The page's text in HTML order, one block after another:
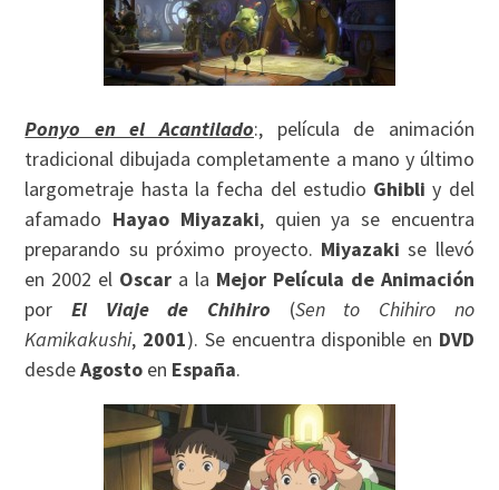
Ponyo en el Acantilado:, película de animación
tradicional dibujada completamente a mano y último
largometraje hasta la fecha del estudio Ghibli y del
afamado Hayao Miyazaki, quien ya se encuentra
preparando su próximo proyecto. Miyazaki se llevó
en 2002 el Oscar a la Mejor Película de Animación
porEl Viaje de Chihiro (Sen to Chihiro no
Kamikakushi, 2001). Se encuentra disponible en DVD
desdeAgosto en España.